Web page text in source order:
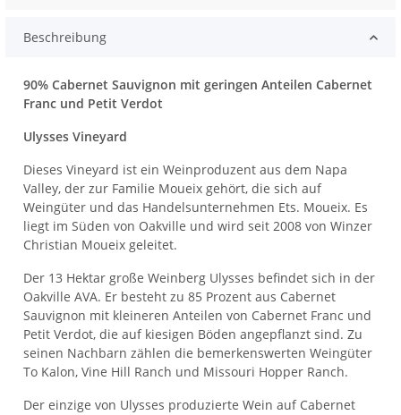
Beschreibung
90% Cabernet Sauvignon mit geringen Anteilen Cabernet
Franc und Petit Verdot
Ulysses Vineyard
Dieses Vineyard ist ein Weinproduzent aus dem Napa
Valley, der zur Familie Moueix gehört, die sich auf
Weingüter und das Handelsunternehmen Ets. Moueix. Es
liegt im Süden von Oakville und wird seit 2008 von Winzer
Christian Moueix geleitet.
Der 13 Hektar große Weinberg Ulysses befindet sich in der
Oakville AVA. Er besteht zu 85 Prozent aus Cabernet
Sauvignon mit kleineren Anteilen von Cabernet Franc und
Petit Verdot, die auf kiesigen Böden angepflanzt sind. Zu
seinen Nachbarn zählen die bemerkenswerten Weingüter
To Kalon, Vine Hill Ranch und Missouri Hopper Ranch.
Der einzige von Ulysses produzierte Wein auf Cabernet